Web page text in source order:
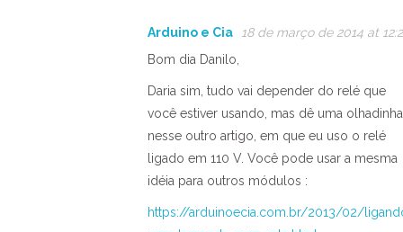
Arduino e Cia
18 de março de 2014 at
Bom dia Danilo,
Daria sim, tudo vai depender do relé que
você estiver usando, mas dê uma olhadinha
nesse outro artigo, em que eu uso o relé
ligado em 110 V. Você pode usar a mesma
idéia para outros módulos :
https://arduinoecia.com.br/2013/02/